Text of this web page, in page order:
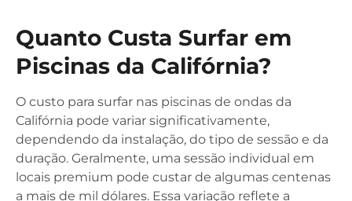
Quanto Custa Surfar em
Piscinas da Califórnia?
O custo para surfar nas piscinas de ondas da
Califórnia pode variar significativamente,
dependendo da instalação, do tipo de sessão e da
duração. Geralmente, uma sessão individual em
locais premium pode custar de algumas centenas
a mais de mil dólares. Essa variação reflete a